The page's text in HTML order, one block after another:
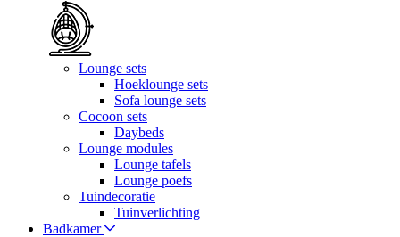
Lounge sets
Hoeklounge sets
Sofa lounge sets
Cocoon sets
Daybeds
Lounge modules
Lounge tafels
Lounge poefs
Tuindecoratie
Tuinverlichting
Badkamer